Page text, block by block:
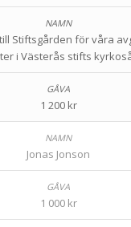
Stiftsgården för våra
i Västerås stifts
1 200 kr
Jonas Jonson
1 000 kr